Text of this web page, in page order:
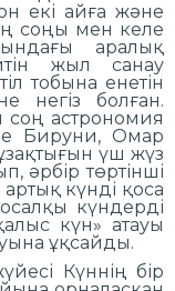
екі айға және
соңы мен келе
аралық
жыл санау
тобына енетін
негіз болған.
соң астрономия
Бируни, Омар
үш жүз
әрбір төртінші
күнді қоса
күндерді
күн» атауы
ұқсайды.
Күннің бір